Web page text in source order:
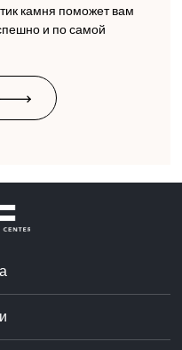
камня поможет вам
и по самой